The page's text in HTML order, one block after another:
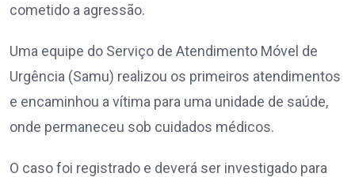
cometido a agressão.
Uma equipe do Serviço de Atendimento Móvel de
Urgência (Samu) realizou os primeiros atendimentos
e encaminhou a vítima para uma unidade de saúde,
onde permaneceu sob cuidados médicos.
O caso foi registrado e deverá ser investigado para